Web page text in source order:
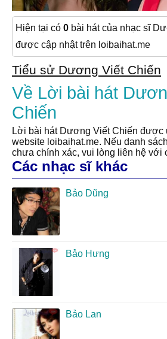
Hiện tại có 0 bài hát của nhạc sĩ
được cập nhật trên loibaihat.me
Tiểu sử Dương Viết Chiến
Về Lời bài hát
Chiến
Lời bài hát Dương Viết Chiến được
website loibaihat.me. Nếu danh
chưa chính xác, vui lòng liên hệ với
Các nhạc sĩ khác
Bảo Dũng
Bảo Hưng
Bảo Lan